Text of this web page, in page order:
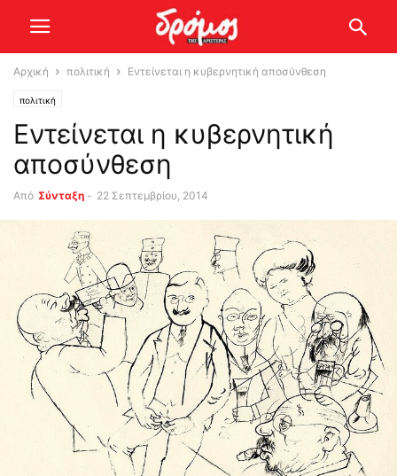
Αρχική πολιτική Εντείνεται η κυβερνητική αποσύνθεση
πολιτική
Εντείνεται η κυβερνητική
αποσύνθεση
Από Σύνταξη - 22 Σεπτεμβρίου, 2014